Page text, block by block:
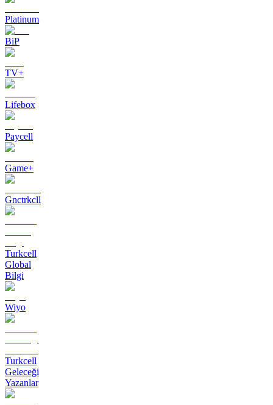
Platinum
BiP
TV+
Lifebox
Paycell
Game+
Gnctrkcll
Turkcell
Global
Bilgi
Wiyo
Turkcell
Geleceği
Yazanlar